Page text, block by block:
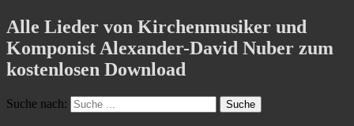
Alle Lieder von Kirchenmusiker und
Komponist Alexander-David Nuber zum
kostenlosen Download
Suche nach: